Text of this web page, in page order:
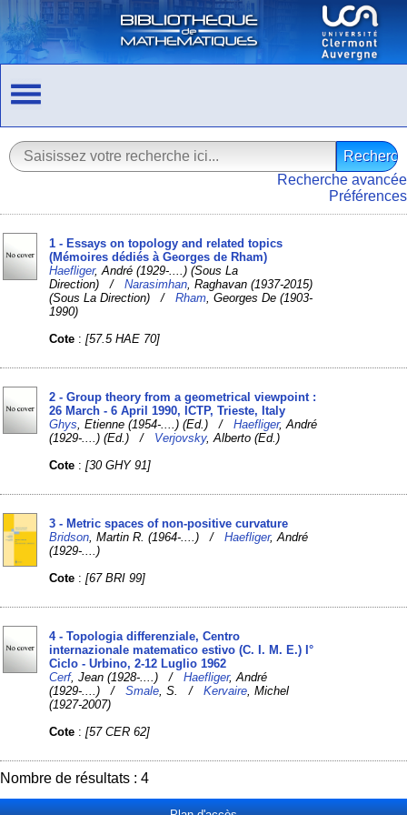
Recherche avancée
Préférences
1 - Essays on topology and related topics
(Mémoires dédiés à Georges de Rham)
Haefliger, André (1929-....) (Sous La
Direction) /Narasimhan , Raghavan (1937-2015)
(Sous La Direction) /Rham , Georges De (1903-
1990)
Cote :[57.5 HAE 70]
2 - Group theory from a geometrical viewpoint :
26 March - 6 April 1990, ICTP, Trieste, Italy
Ghys , Etienne (1954-....) (Ed.) /Haefliger, André
(1929-....) (Ed.) / Verjovsky, Alberto (Ed.)
Cote :[30 GHY 91]
3 - Metric spaces of non-positive curvature
Bridson , Martin R. (1964-....) /Haefliger, André
(1929-....)
Cote :[67 BRI 99]
4 - Topologia differenziale, Centro
internazionale matematico estivo (C. I. M. E.) I°
Ciclo - Urbino, 2-12 Luglio 1962
Cerf, Jean (1928-....) /Haefliger, André
(1929-....) /Smale , S. /Kervaire , Michel
(1927-2007)
Cote :[57 CER 62]
Nombre de résultats : 4